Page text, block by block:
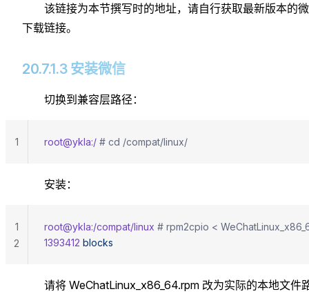
该链接为本节撰写时的地址，请自行获取最新版本的
下载链接。
20.7.1.3 安装微信
切换到兼容层路径：
root@ykla:/ # cd /compat/linux/
1
安装：
root@ykla:/compat/linux # rpm2cpio <
1393412 blocks
1
2
请将 WeChatLinux_x86_64.rpm 改为实际的本地文件